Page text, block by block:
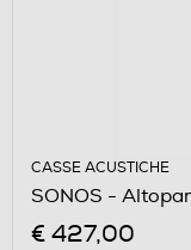
CASSE ACUSTICHE
SONOS -
€ 427,00